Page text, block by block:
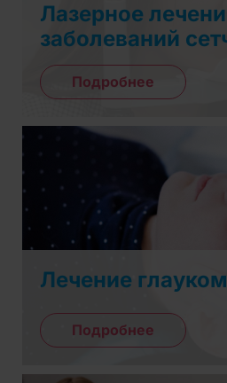
Лазерное
заболеваний
Подробнее
Лечение
Подробнее